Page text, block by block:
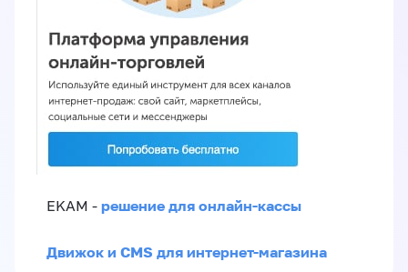
EKAM - решение для онлайн-кассы
Движок и CMS для интернет-магазина